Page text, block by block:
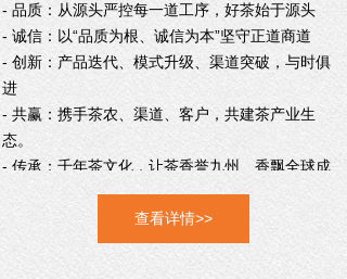
- 品质：从源头严控每一道工序，好茶始于源头
- 诚信：以“品质为根、诚信为本”坚守正道商道
- 创新：产品迭代、模式升级、渠道突破，与时俱
进
- 共赢：携手茶农、渠道、客户，共建茶产业生
态。
- 传承：千年茶文化，让茶香誉九州、香飘全球成
就百年传世茶企。
查看详情>>